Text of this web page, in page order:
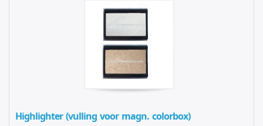
Highlighter (vulling voor magn. colorbox)